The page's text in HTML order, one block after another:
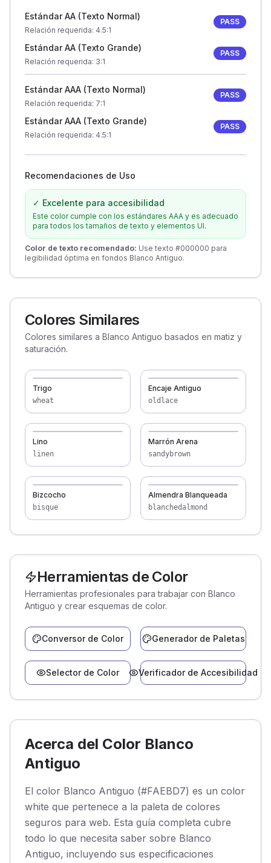
Estándar AA (Texto Normal)
Relación requerida: 4.5:1
PASS
Estándar AA (Texto Grande)
Relación requerida: 3:1
PASS
Estándar AAA (Texto Normal)
Relación requerida: 7:1
PASS
Estándar AAA (Texto Grande)
Relación requerida: 4.5:1
PASS
Recomendaciones de Uso
✓ Excelente para accesibilidad
Este color cumple con los estándares AAA y es adecuado
para todos los tamaños de texto y elementos UI.
Color de texto recomendado: Use texto #000000 para
legibilidad óptima en fondos Blanco Antiguo.
Colores Similares
Colores similares a Blanco Antiguo basados en matiz y
saturación.
Trigo
wheat
Encaje Antiguo
oldlace
Lino
linen
Marrón Arena
sandybrown
Bizcocho
bisque
Almendra Blanqueada
blanchedalmond
Herramientas de Color
Herramientas profesionales para trabajar con Blanco
Antiguo y crear esquemas de color.
Conversor de Color Generador de Paletas
Selector de Color Verificador de Accesibilidad
Acerca del Color Blanco
Antiguo
El color Blanco Antiguo (#FAEBD7) es un color
white que pertenece a la paleta de colores
seguros para web. Esta guía completa cubre
todo lo que necesita saber sobre Blanco
Antiguo, incluyendo sus especificaciones